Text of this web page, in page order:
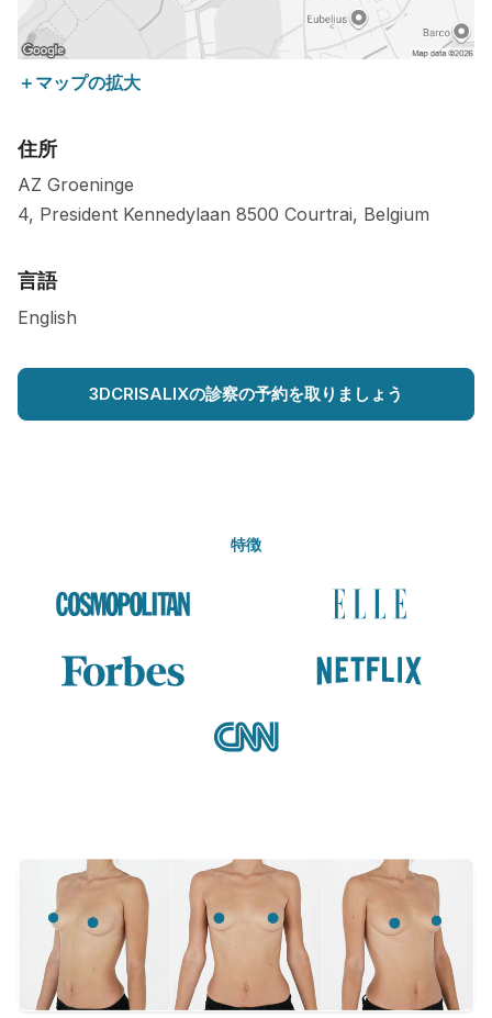
＋マップの拡大
住所
AZ Groeninge
4, President Kennedylaan 8500 Courtrai, Belgium
言語
English
3DCRISALIXの診察の予約を取りましょう
特徴